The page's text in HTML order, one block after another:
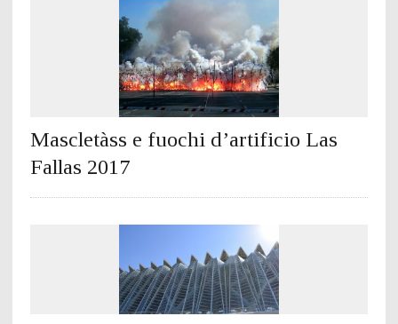
Mascletàss e fuochi d’artificio Las
Fallas 2017